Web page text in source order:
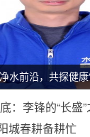
水前沿，共探健
：李锋的“长
城春耕备耕忙